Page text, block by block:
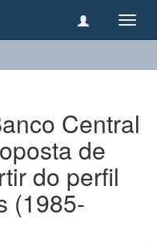
Central
de
do perfil
(1985-